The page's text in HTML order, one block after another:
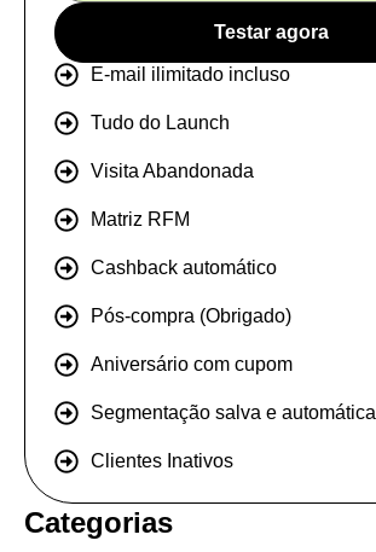
Testar agora
E-mail ilimitado incluso
Tudo do Launch
Visita Abandonada
Matriz RFM
Cashback automático
Pós-compra (Obrigado)
Aniversário com cupom
Segmentação salva e automática
Clientes Inativos
Categorias